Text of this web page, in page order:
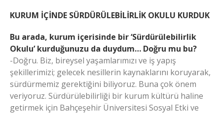
KURUM İÇİNDE SÜRDÜRÜLEBİLİRLİK OKULU KURDUK
Bu arada, kurum içerisinde bir ‘Sürdürülebilirlik
Okulu’ kurduğunuzu da duydum… Doğru mu bu?
-Doğru. Biz, bireysel yaşamlarımızı ve iş yapış
şekillerimizi; gelecek nesillerin kaynaklarını koruyarak,
sürdürmemiz gerektiğini biliyoruz. Buna çok önem
veriyoruz. Sürdürülebilirliği bir kurum kültürü haline
getirmek için Bahçeşehir Üniversitesi Sosyal Etki ve